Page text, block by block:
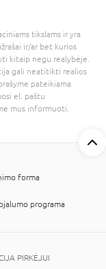
tikslams ir yra
ir/ar bet kurios
kitaip negu realybėje.
gali neatitikti realios
pateikiama
el. paštu
mus informuoti.
forma
programa
PIRKĖJUI